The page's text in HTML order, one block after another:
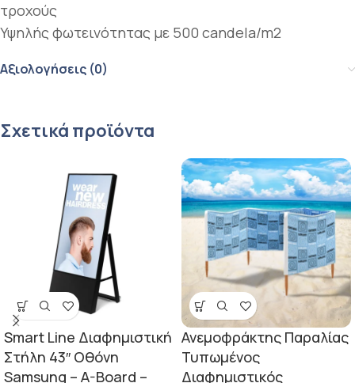
τροχούς
Υψηλής φωτεινότητας με 500 candela/m2
Αξιολογήσεις (0)
Σχετικά προϊόντα
Smart Line Διαφημιστική
Στήλη 43″ Οθόνη
Samsung – A-Board –
Ανεμοφράκτης Παραλίας
Τυπωμένος
Διαφημιστικός